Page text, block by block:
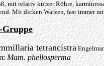
mit relativ kurzer Röhre,
Mit dicken Warzen, fast immer
Gruppe
tetrancistra
Mam. phellosperma